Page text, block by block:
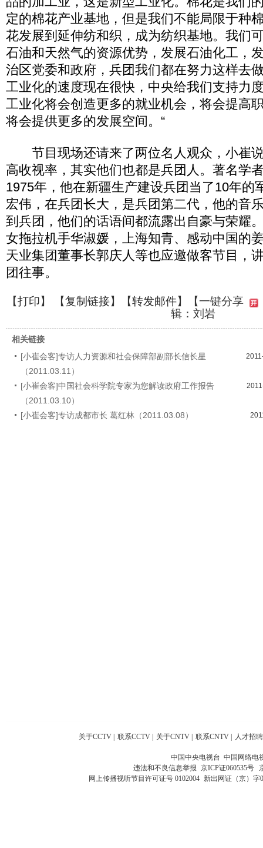
定的棉花产业基地，但是我们不能局限于种
花发展到延伸纺和织，成为纺织基地。我们
石油和天然气的资源优势，发展石油化工，
治区党委和政府，兵团我们都在努力这样去
工业化的速度现在很快，中央给我们支持力
工业化将会创造更多的就业机会，将会提高
将会提供更多的发展空间。“
节目现场还请来了两位名人观众，小崔
高收视率，其实他们也都是兵团人。著名学
1975年，他在新疆生产建设兵团当了10年的
宏伟，在兵团长大，是兵团第二代，他的音
到兵团，他们的话语间都流露出自豪与荣耀
女拖拉机手华淑媛，上海知青、感动中国的
天业集团董事长郭庆人等也应邀做客节目，
团往事。
【打印】 【复制链接】【转发邮件】
【一键分享
辑：刘岩
相关链接
[小崔会客]专访人力资源和社会保障部副部长信长星
（2011.03.11）
[小崔会客]中国社会科学院专家为您解读政府工作报告
（2011.03.10）
[小崔会客]专访成都市长 葛红林（2011.03.08）
关于CCTV 联系CCTV 关于CNTV 联系CNTV 人才招聘
中国中央电视台 中国网络电
违法和不良信息举报 京ICP证060535号
网上传播视听节目许可证号 0102004 新出网证（京）